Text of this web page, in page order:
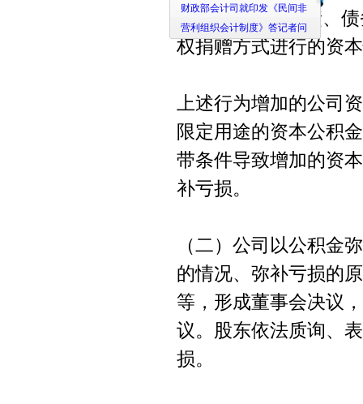
2.接受以代为偿债、
权捐赠方式进行的资
上述行为增加的公司
限定用途的资本公积
带条件导致增加的资
补亏损。
（二）公司以公积金
的情况、弥补亏损的
等，形成董事会决议
议。股东依法质询、
损。
财政部会计司就印发《民间非
营利组织会计制度》答记者问